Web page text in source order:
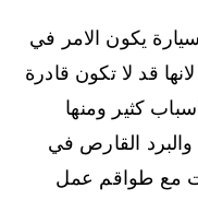
يكون الامر في
قد لا تكون قادرة
كثير ومنها
القارص في
مع طواقم عمل